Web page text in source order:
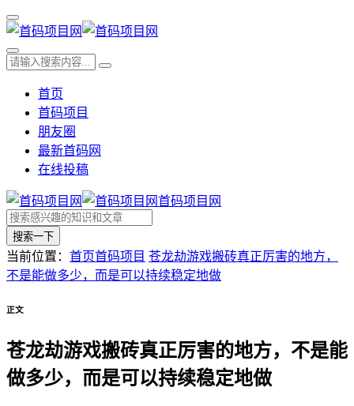
首页
首码项目
朋友圈
最新首码网
在线投稿
首码项目网
搜索一下
当前位置： 首页首码项目 苍龙劫游戏搬砖真正厉害的地方，
不是能做多少，而是可以持续稳定地做
正文
苍龙劫游戏搬砖真正厉害的地方，不是能
做多少，而是可以持续稳定地做